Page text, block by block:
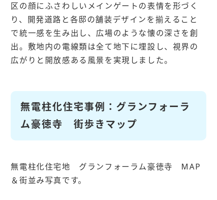
区の顔にふさわしいメインゲートの表情を形づく
り、開発道路と各邸の舗装デザインを揃えること
で統一感を生み出し、広場のような懐の深さを創
出。敷地内の電線類は全て地下に埋設し、視界の
広がりと開放感ある風景を実現しました。
無電柱化住宅事例：グランフォーラ
ム豪徳寺 街歩きマップ
無電柱化住宅地 グランフォーラム豪徳寺 MAP
＆街並み写真です。